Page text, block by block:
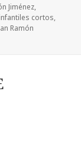
Jiménez,
cortos,
Ramón